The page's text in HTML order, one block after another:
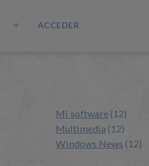
ACCEDER
Mi software (12)
Multimedia (12)
Windows News (12)